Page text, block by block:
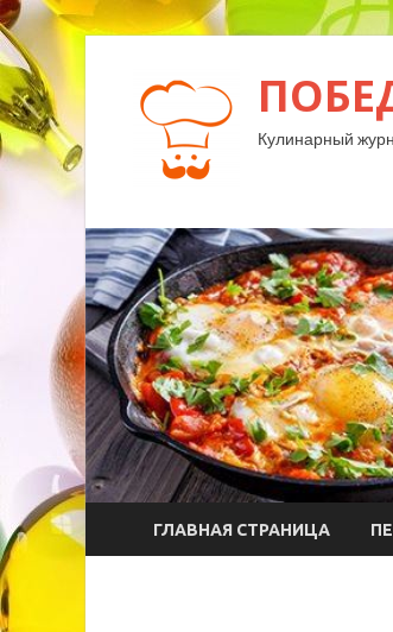
Кулинарный
ГЛАВНАЯ СТРАНИЦА